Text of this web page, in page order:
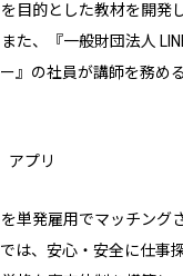
目的とした教材を開発
た、『一般財団法人
』の社員が講師を務め
アプリ
単発雇用でマッチング
では、安心・安全に仕事